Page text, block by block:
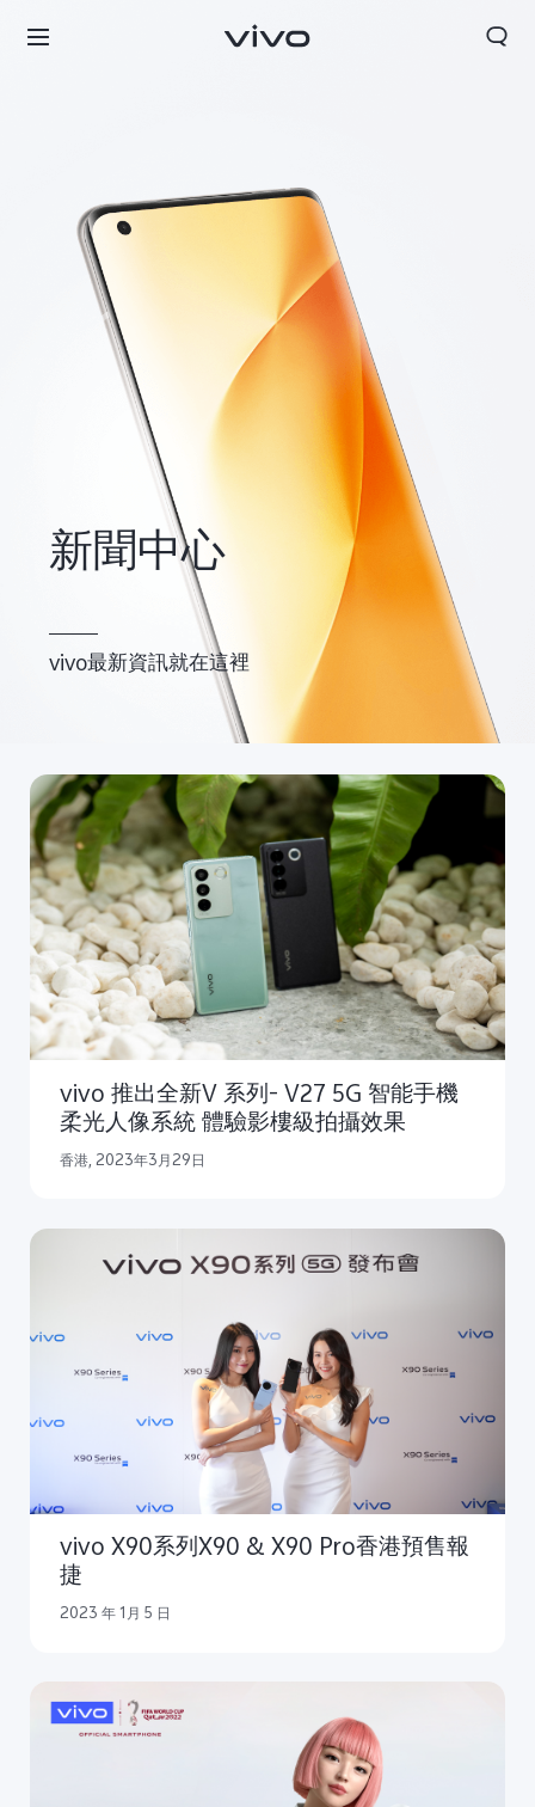
Select Location
新聞中心
vivo最新資訊就在這裡
vivo 推出全新V 系列- V27 5G 智能手機
柔光人像系統 體驗影樓級拍攝效果
香港, 2023年3月29日
vivo X90系列X90 & X90 Pro香港預售報
捷
2023 年 1月 5 日